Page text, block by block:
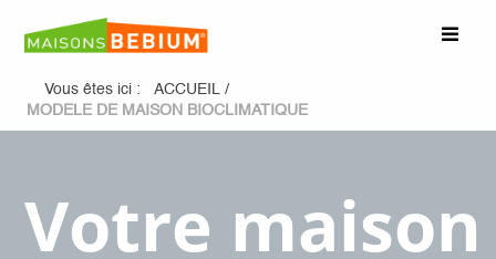
Vous êtes ici : ACCUEIL /
MODELE DE MAISON BIOCLIMATIQUE
Votre maison